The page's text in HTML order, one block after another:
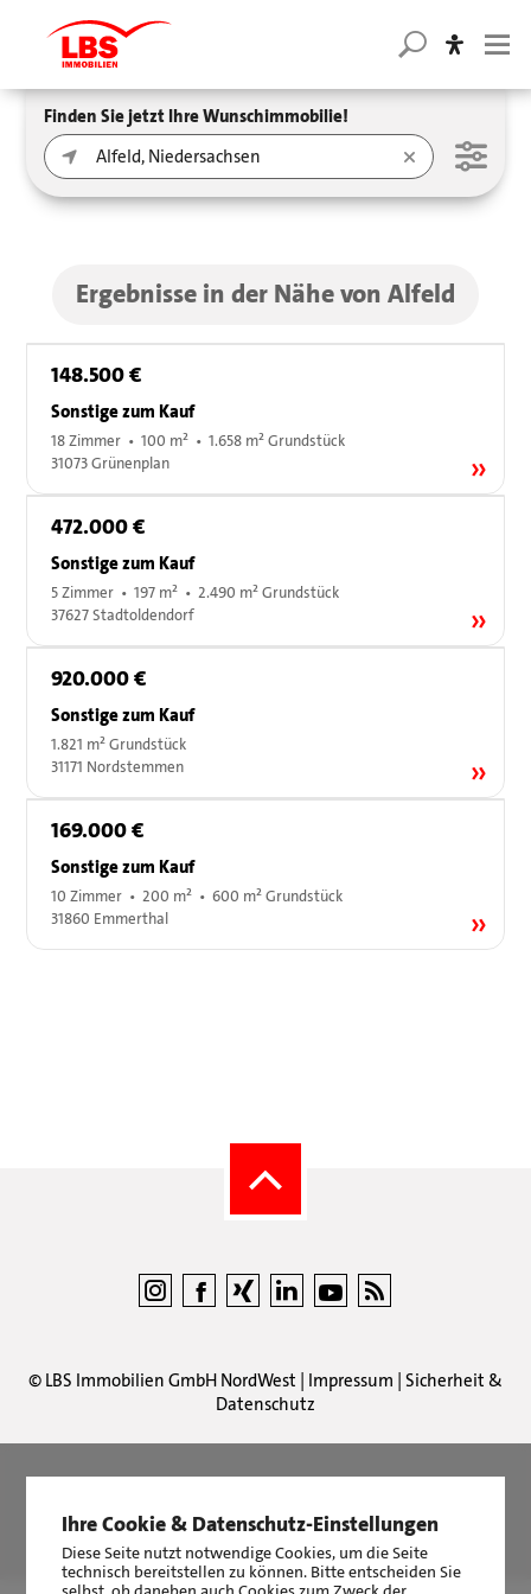
Finden Sie jetzt Ihre Wunschimmobilie!
Ergebnisse in der Nähe von Alfeld
148.500 €
Sonstige zum Kauf
18 Zimmer • 100 m² • 1.658 m² Grundstück
31073 Grünenplan
472.000 €
Sonstige zum Kauf
5 Zimmer • 197 m² • 2.490 m² Grundstück
37627 Stadtoldendorf
920.000 €
Sonstige zum Kauf
1.821 m² Grundstück
31171 Nordstemmen
169.000 €
Sonstige zum Kauf
10 Zimmer • 200 m² • 600 m² Grundstück
31860 Emmerthal
© LBS Immobilien GmbH NordWest Impressum Sicherheit &
Datenschutz
LBS Immobilien GmbH NordWesthat 4,87von5Sternen
|
Bewertungen auf ProvenExpert.com
Ihre Cookie & Datenschutz-Einstellungen
Diese Seite nutzt notwendige Cookies, um die Seite
technisch bereitstellen zu können. Bitte entscheiden Sie